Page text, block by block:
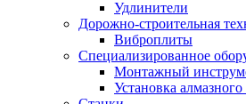
Удлинители
Дорожно-строительная
Виброплиты
Специализированное
Монтажный
Установка